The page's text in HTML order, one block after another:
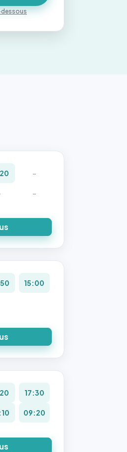
dessous
-
-
15:00
17:30
09:20